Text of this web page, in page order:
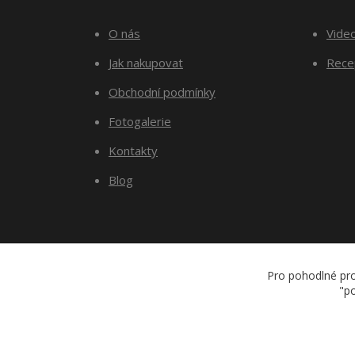
O nás
Jak nakupovat
Obchodní podmínky
Fotogalerie
Kontakty
Blog
Pro pohodlné